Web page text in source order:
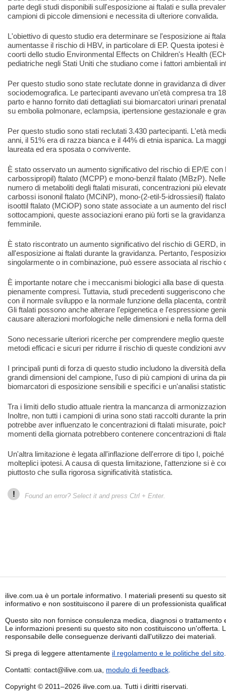
parte degli studi disponibili sull'esposizione ai ftalati e sulla
campioni di piccole dimensioni e necessita di ulteriore convalida.
L'obiettivo di questo studio era determinare se l'esposizione ai
aumentasse il rischio di HBV, in particolare di EP. Questa ipotesi
coorti dello studio Environmental Effects on Children's Health
pediatriche negli Stati Uniti che studiano come i fattori ambientali
Per questo studio sono state reclutate donne in gravidanza di
sociodemografica. Le partecipanti avevano un'età compresa tra
parto e hanno fornito dati dettagliati sui biomarcatori urinari
su embolia polmonare, eclampsia, ipertensione gestazionale e
Per questo studio sono stati reclutati 3.430 partecipanti. L'età
anni, il 51% era di razza bianca e il 44% di etnia ispanica. La
laureata ed era sposata o convivente.
È stato osservato un aumento significativo del rischio di EP/E
carbossipropil) ftalato (MCPP) e mono-benzil ftalato (MBzP).
numero di metaboliti degli ftalati misurati, concentrazioni più
carbossi isononil ftalato (MCiNP), mono-(2-etil-5-idrossiesil)
isoottil ftalato (MCiOP) sono state associate a un aumento del
sottocampioni, queste associazioni erano più forti se la
femminile.
È stato riscontrato un aumento significativo del rischio di GERD,
all'esposizione ai ftalati durante la gravidanza. Pertanto,
singolarmente o in combinazione, può essere associata al
È importante notare che i meccanismi biologici alla base di
pienamente compresi. Tuttavia, studi precedenti suggeriscono
con il normale sviluppo e la normale funzione della placenta,
Gli ftalati possono anche alterare l'epigenetica e l'espressione
causare alterazioni morfologiche nelle dimensioni e nella forma
Sono necessarie ulteriori ricerche per comprendere meglio
metodi efficaci e sicuri per ridurre il rischio di queste condizioni
I principali punti di forza di questo studio includono la diversità
grandi dimensioni del campione, l'uso di più campioni di urina da
biomarcatori di esposizione sensibili e specifici e un'analisi
Tra i limiti dello studio attuale rientra la mancanza di
Inoltre, non tutti i campioni di urina sono stati raccolti durante la
potrebbe aver influenzato le concentrazioni di ftalati misurate,
momenti della giornata potrebbero contenere concentrazioni di
Un'altra limitazione è legata all'inflazione dell'errore di tipo I,
molteplici ipotesi. A causa di questa limitazione, l'attenzione si è
piuttosto che sulla rigorosa significatività statistica.
! Found an error? Select it and press Ctrl + Enter.
ilive.com.ua è un portale informativo. I materiali presenti su questo
informativo e non sostituiscono il parere di un professionista
Questo sito non fornisce consulenza medica, diagnosi o trattamento
Le informazioni presenti su questo sito non costituiscono un'offerta.
responsabile delle conseguenze derivanti dall'utilizzo dei materiali.
Si prega di leggere attentamente il regolamento e le politiche del sito
Contatti: contact@ilive.com.ua, modulo di feedback
Copyright © 2011–2026 ilive.com.ua. Tutti i diritti riservati.